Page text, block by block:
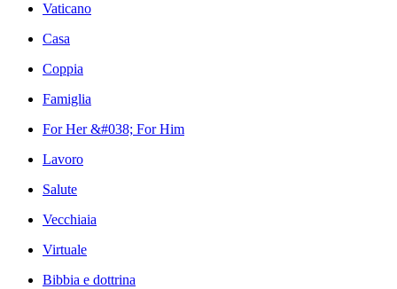
Vaticano
Casa
Coppia
Famiglia
For Her &#038; For Him
Lavoro
Salute
Vecchiaia
Virtuale
Bibbia e dottrina